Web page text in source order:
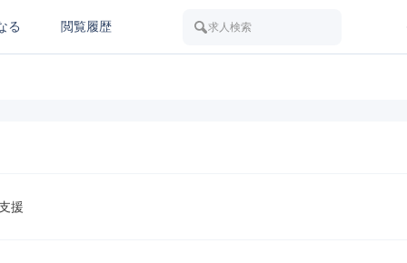
る 閲覧履歴 求人検索
援